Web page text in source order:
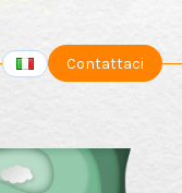
Contattaci